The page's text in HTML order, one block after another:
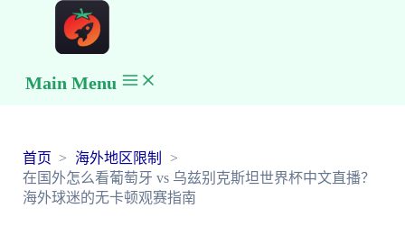
Main Menu
首页
海外地区限制
在国外怎么看葡萄牙 vs 乌兹别克斯坦世界杯中文直播？
海外球迷的无卡顿观赛指南